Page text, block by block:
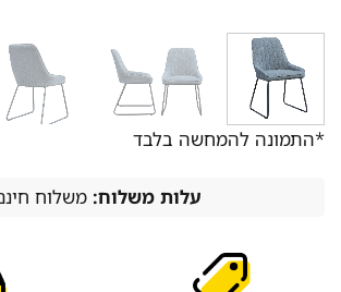
*התמונה להמחשה בלבד
עלות משלוח:משלוח חינם